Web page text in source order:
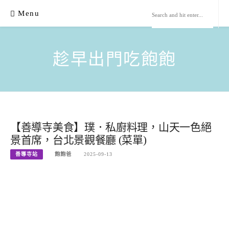
content
Menu
趁早出門吃飽飽
【善導寺美食】璞．私廚料理，山天一色絕
景首席，台北景觀餐廳 (菜單)
善導寺站 飽飽爸 2025-09-13